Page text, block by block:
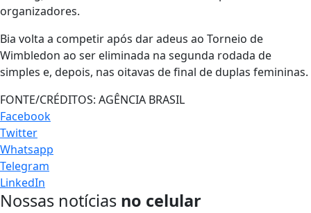
organizadores.
Bia volta a competir após dar adeus ao Torneio de
Wimbledon ao ser eliminada na segunda rodada de
simples e, depois, nas oitavas de final de duplas femininas.
FONTE/CRÉDITOS: AGÊNCIA BRASIL
Facebook
Twitter
Whatsapp
Telegram
LinkedIn
Nossas notícias no celular